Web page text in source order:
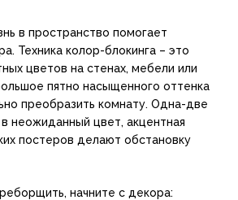
в пространство помогает
Техника колор-блокинга – это
цветов на стенах, мебели или
пятно насыщенного оттенка
преобразить комнату. Одна-две
неожиданный цвет, акцентная
постеров делают обстановку
начните с декора: